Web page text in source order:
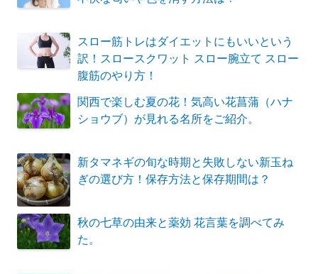
スロー筋トレはダイエットにもいいという
訳！スロースクワット スロー腕立て スロー
腹筋のやり方！
関西で楽しむ夏の花！気高い花菖蒲（ハナ
ショウブ）が見れる名所をご紹介。
新タマネギの旬な時期と失敗しない新玉ね
ぎの選び方！保存方法と保存期間は？
秋の七草の由来と薬効 花言葉を調べてみ
た。